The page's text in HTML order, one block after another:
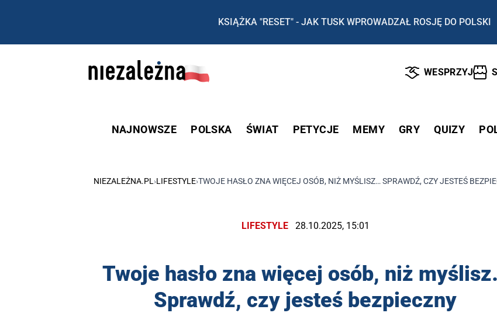
KSIĄŻKA "RESET" - JAK TUSK WPROWADZAŁ ROSJĘ DO POLSKI
WESPRZYJ
NAJNOWSZE POLSKA ŚWIAT PETYCJE MEMY GRY QUIZY
NIEZALEŻNA.PL ›LIFESTYLE›TWOJE HASŁO ZNA WIĘCEJ OSÓB, NIŻ MYŚLISZ… SPRAWDŹ, CZY JESTEŚ
LIFESTYLE 28.10.2025, 15:01
Twoje hasło zna więcej osób, niż
Sprawdź, czy jesteś bezpieczny